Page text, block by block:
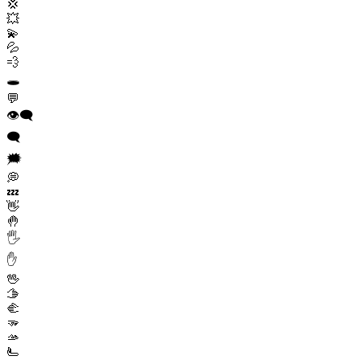
💢
💥
💫
💦
💨
🕳️
💬
👁️‍🗨️
🗨️
🗯️
💭
💤
👋
🤚
🖐️
✋
🖖
🫱
🫲
🫳
🫴
🫷